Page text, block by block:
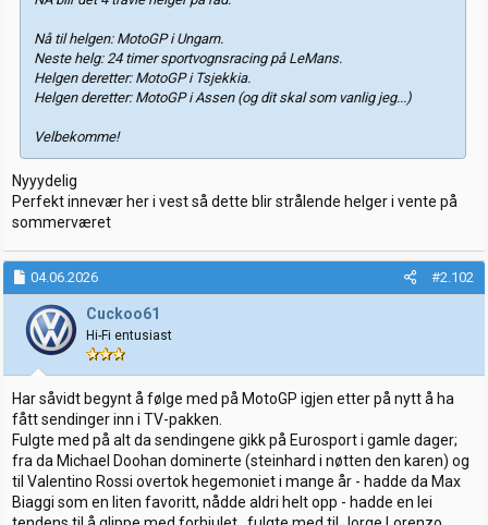
Nå til helgen: MotoGP i Ungarn.
Neste helg: 24 timer sportvognsracing på LeMans.
Helgen deretter: MotoGP i Tsjekkia.
Helgen deretter: MotoGP i Assen (og dit skal som vanlig jeg...)
Velbekomme!
Nyyydelig
Perfekt innevær her i vest så dette blir strålende helger i vente på
sommerværet
04.06.2026 #2.102
Cuckoo61
Hi-Fi entusiast
Har såvidt begynt å følge med på MotoGP igjen etter på nytt å ha
fått sendinger inn i TV-pakken.
Fulgte med på alt da sendingene gikk på Eurosport i gamle dager;
fra da Michael Doohan dominerte (steinhard i nøtten den karen) og
til Valentino Rossi overtok hegemoniet i mange år - hadde da Max
Biaggi som en liten favoritt, nådde aldri helt opp - hadde en lei